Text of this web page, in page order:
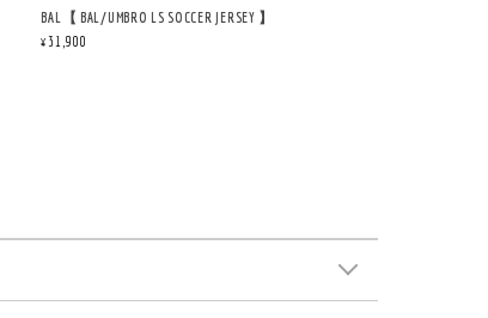
BAL【 BAL/UMBRO LS SOCCER JERSEY 】
¥31,900